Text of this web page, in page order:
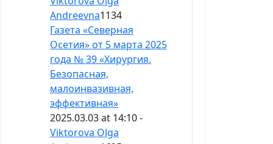
Andreevna1134
Газета «Северная
Осетия» от 5 марта 2025
года № 39 «Хирургия.
Безопасная,
малоинвазивная,
эффективная»
2025.03.03 at 14:10 -
Viktorova Olga